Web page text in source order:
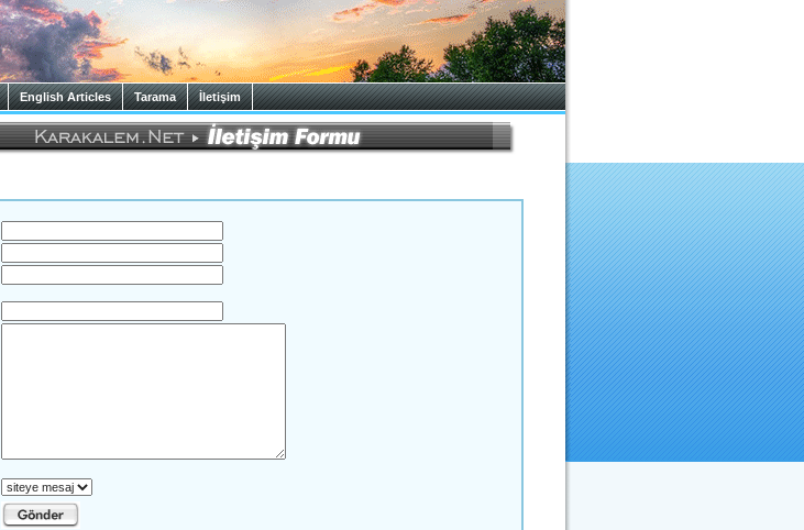
English Articles Tarama İletişim